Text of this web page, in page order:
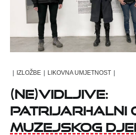
| IZLOŽBE | LIKOVNA UMJETNOST |
(Ne)Vidljive:
patrijarhalni
muzejskog